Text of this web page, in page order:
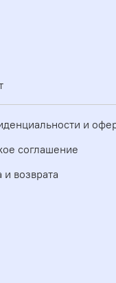
и
соглашение
возврата